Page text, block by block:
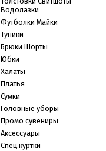
Водолазки
Футболки Майки
Туники
Брюки Шорты
Юбки
Халаты
Платья
Сумки
Головные уборы
Промо сувениры
Аксессуары
Спец.куртки